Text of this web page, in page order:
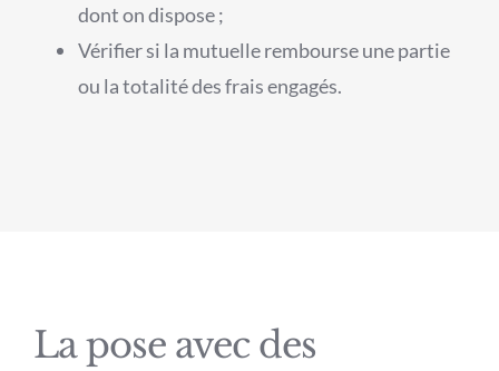
dont on dispose ;
Vérifier si la mutuelle rembourse une partie
ou la totalité des frais engagés.
La pose avec des